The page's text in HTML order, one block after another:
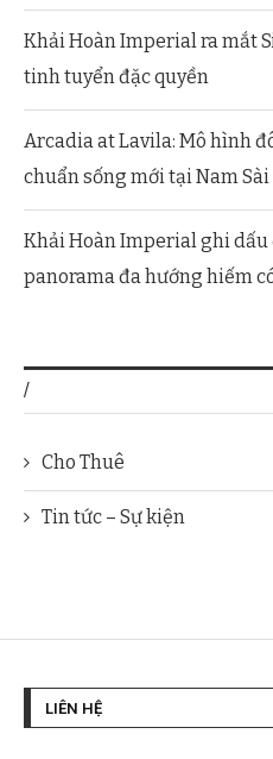
Khải Hoàn Imperial ra mắt
tinh tuyển đặc quyền
Arcadia at Lavila: Mô hình
chuẩn sống mới tại Nam Sài
Khải Hoàn Imperial ghi
panorama đa hướng hiếm
/
Cho Thuê
Tin tức – Sự kiện
LIÊN HỆ